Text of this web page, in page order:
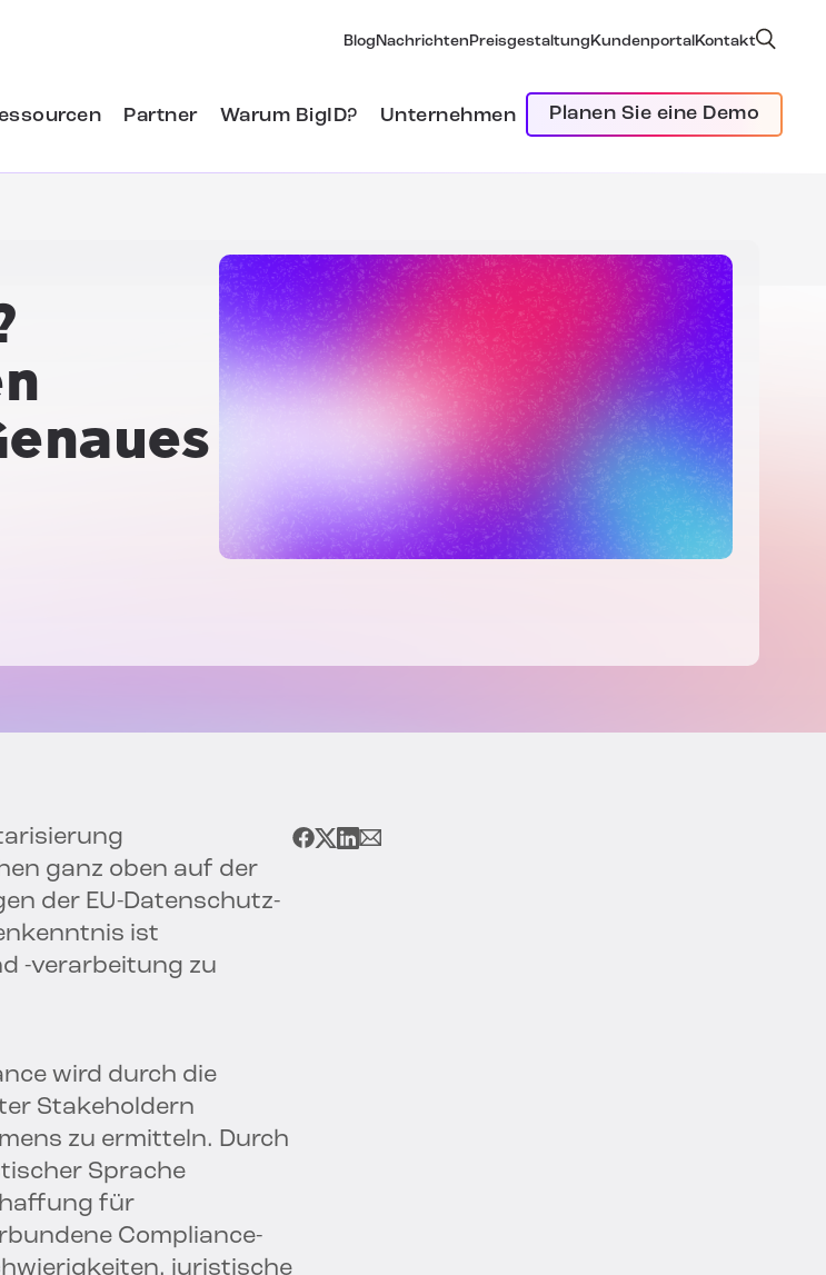
Blog Nachrichten Preisgestaltung KundenportalKontakt
Partner Warum BigID? Unternehmen Planen Sie eine Demo
ganz oben auf der
der EU-Datenschutz-
ist
-verarbeitung zu
wird durch die
Stakeholdern
zu ermitteln. Durch
Sprache
für
Compliance-
juristische